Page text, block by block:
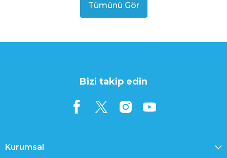
Tümünü Gör
Bizi takip edin
Kurumsal